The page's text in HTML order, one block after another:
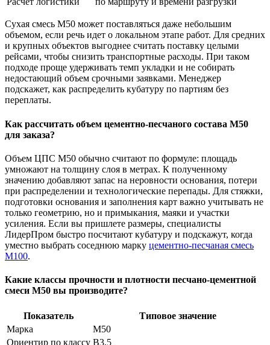
Сухая смесь М50 может поставляться даже небольшим
объемом, если речь идет о локальном этапе работ. Для средних
и крупных объектов выгоднее считать поставку целыми
рейсами, чтобы снизить транспортные расходы. При таком
подходе проще удерживать темп укладки и не собирать
недостающий объем срочными заявками. Менеджер
подскажет, как распределить кубатуру по партиям без
переплаты.
Как рассчитать объем цементно-песчаного состава М50
для заказа?
Объем ЦПС М50 обычно считают по формуле: площадь
умножают на толщину слоя в метрах. К полученному
значению добавляют запас на неровности основания, потери
при распределении и технологические перепады. Для стяжки,
подготовки основания и заполнения карт важно учитывать не
только геометрию, но и примыкания, маяки и участки
усиления. Если вы пришлете размеры, специалисты
ЛидерПром быстро посчитают кубатуру и подскажут, когда
уместно выбрать соседнюю марку цементно-песчаная смесь
М100.
Какие классы прочности и плотности песчано-цементной
смеси М50 вы производите?
Показатель
Типовое значение
Марка
М50
Ориентир по классу В3,5